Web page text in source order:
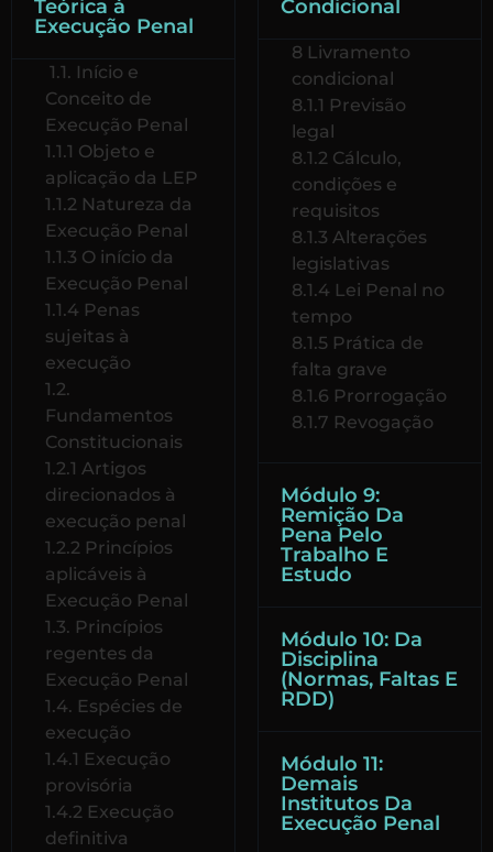
Teórica à
Execução Penal
1.1. Início e
Conceito de
Execução Penal
1.1.1 Objeto e
aplicação da LEP
1.1.2 Natureza da
Execução Penal
1.1.3 O início da
Execução Penal
1.1.4 Penas
sujeitas à
execução
1.2.
Fundamentos
Constitucionais
1.2.1 Artigos
direcionados à
execução penal
1.2.2 Princípios
aplicáveis à
Execução Penal
1.3. Princípios
regentes da
Execução Penal
1.4. Espécies de
execução
1.4.1 Execução
provisória
1.4.2 Execução
definitiva
Condicional
8 Livramento
condicional
8.1.1 Previsão
legal
8.1.2 Cálculo,
condições e
requisitos
8.1.3 Alterações
legislativas
8.1.4 Lei Penal no
tempo
8.1.5 Prática de
falta grave
8.1.6 Prorrogação
8.1.7 Revogação
Módulo 9:
Remição Da
Pena Pelo
Trabalho E
Estudo
Módulo 10: Da
Disciplina
(Normas, Faltas E
RDD)
Módulo 11:
Demais
Institutos Da
Execução Penal